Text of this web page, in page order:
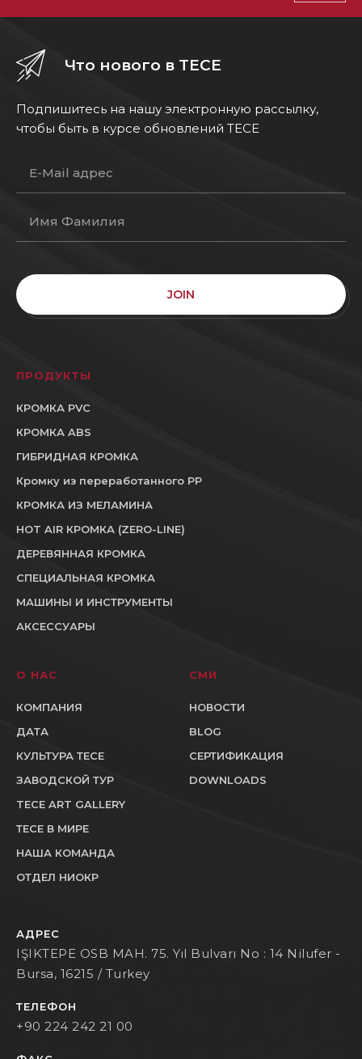
Что нового в TECE
Подпишитесь на нашу электронную рассылку,
чтобы быть в курсе обновлений TECE
JOIN
ПРОДУКТЫ
КРОМКА PVC
КРОМКА ABS
ГИБРИДНАЯ КРОМКА
Кромку из переработанного PP
КРОМКА ИЗ МЕЛАМИНА
HOT AIR КРОМКА (ZERO-LINE)
ДЕРЕВЯННАЯ КРОМКА
СПЕЦИАЛЬНАЯ КРОМКА
МАШИНЫ И ИНСТРУМЕНТЫ
АКСЕССУАРЫ
О НАС
КОМПАНИЯ
ДАТА
КУЛЬТУРА ТЕСЕ
ЗАВОДСКОЙ ТУР
TECE ART GALLERY
ТЕСЕ В МИРЕ
НАША КОМАНДА
ОТДЕЛ НИОКР
СМИ
НОВОСТИ
BLOG
СЕРТИФИКАЦИЯ
DOWNLOADS
АДРЕС
IŞIKTEPE OSB MAH. 75. Yıl Bulvarı No : 14 Nilufer -
Bursa, 16215 / Turkey
ТЕЛЕФОН
+90 224 242 21 00